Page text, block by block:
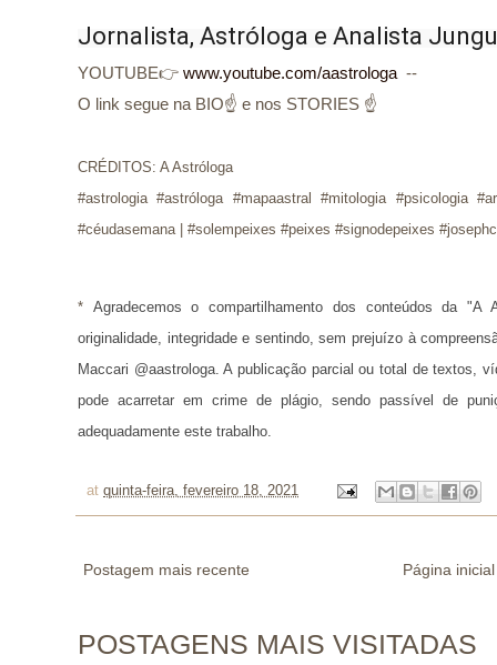
Jornalista, Astróloga e Analista
YOUTUBE👉 www.youtube.com/aastrologa --
O link segue na BIO☝ e nos STORIES ☝
CRÉDITOS: A Astróloga
#astrologia #astróloga #mapaastral #mitologia #psicologia
#céudasemana | #solempeixes #peixes #signodepeixes
* Agradecemos o compartilhamento dos conteúdos da
originalidade, integridade e sentindo, sem prejuízo à
Maccari @aastrologa. A publicação parcial ou total de textos,
pode acarretar em crime de plágio, sendo passível de
adequadamente este trabalho.
at quinta-feira, fevereiro 18, 2021
Postagem mais recente Página inicial
POSTAGENS MAIS VISITADAS